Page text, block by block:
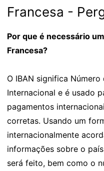
Francesa -
Por que é necessário
Francesa?
O IBAN significa
Internacional e é usado
pagamentos
corretas. Usando um
internacionalmente
informações sobre o
será feito, bem como o